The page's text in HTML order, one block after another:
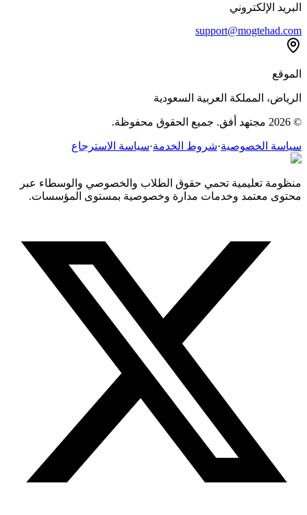
البريد الإلكتروني
support@mogtehad.com
الموقع
الرياض، المملكة العربية السعودية
© 2026 مجتهد أفق. جميع الحقوق محفوظة.
سياسة الخصوصية·شروط الخدمة·سياسة الاسترجاع
منظومة تعليمية تحمي حقوق الطلاب والخصوصي والوسطاء عبر
محتوى معتمد وخدمات مدارة وخصوصية بمستوى المؤسسات.